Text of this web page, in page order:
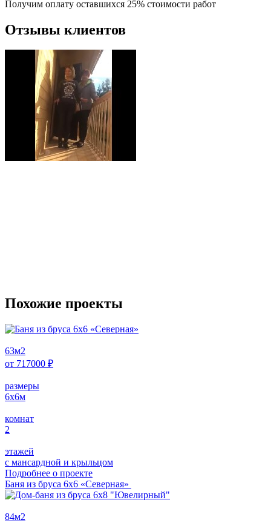
Получим оплату оставшихся 25% стоимости работ
Отзывы клиентов
Похожие проекты
63м2
от 717000 ₽
размеры
6х6м
комнат
2
этажей
с мансардной и крыльцом
Подробнее о проектe
Баня из бруса 6х6 «Северная»
84м2